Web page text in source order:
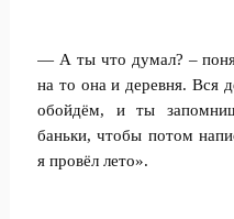
— А ты что думал? –
на то она и деревня. Вся
обойдём, и ты
баньки, чтобы потом
я провёл лето».